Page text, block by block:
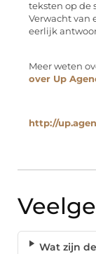
teksten op de
Verwacht van
eerlijk
Meer weten
over Up
http://
Wat zijn